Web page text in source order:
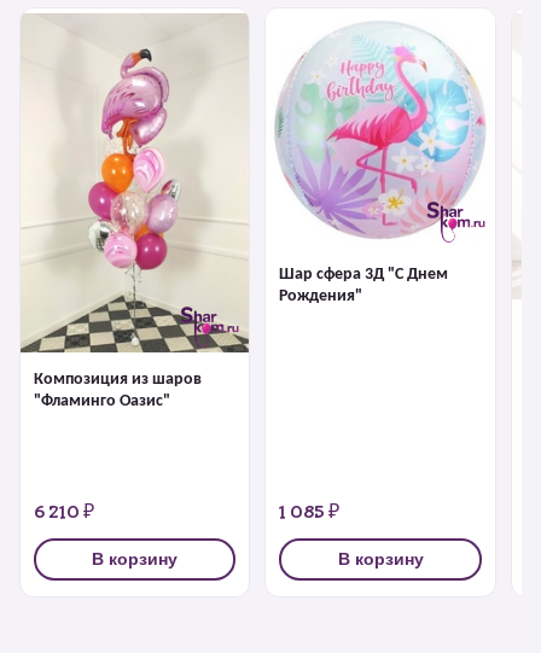
Композиция из шаров
"Фламинго Оазис"
6 210 ₽
В корзину
Шар сфера 3Д "С Днем
Рождения"
1 085 ₽
В корзину